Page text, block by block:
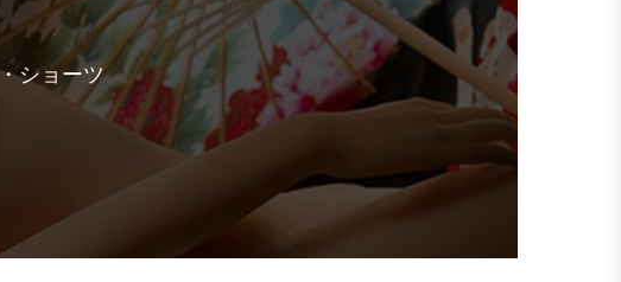
ショーツ